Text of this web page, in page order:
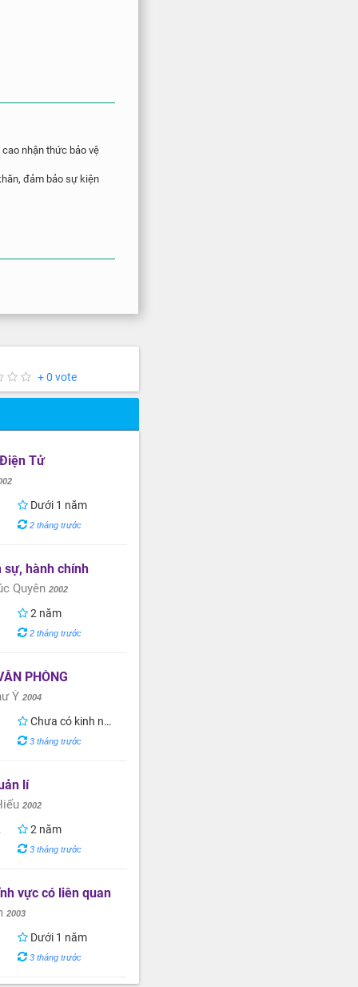
nhận thức bảo vệ
đảm bảo sự kiện
+ 0 vote
Tử
Dưới 1 năm
2 tháng trước
hành chính
Quyên2002
2 năm
2 tháng trước
PHÒNG
Ý2004
Chưa có kinh nghiệm
3 tháng trước
lí
2002
2 năm
3 tháng trước
vực có liên quan
2003
Dưới 1 năm
3 tháng trước